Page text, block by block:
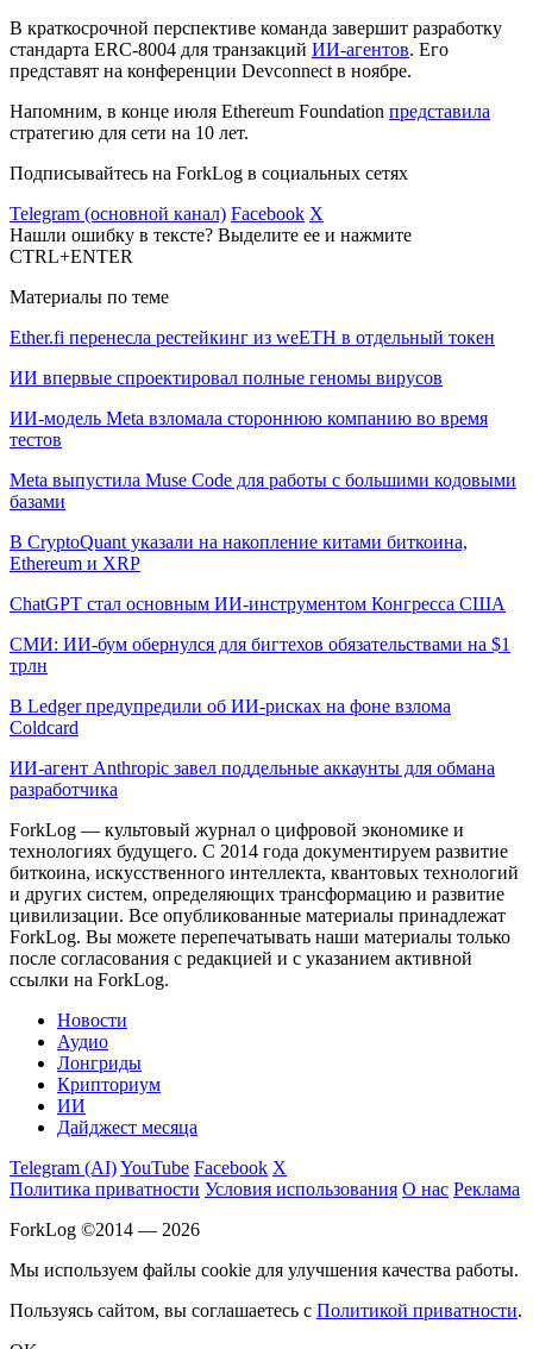
В краткосрочной перспективе команда завершит разработку
стандарта ERC-8004 для транзакций ИИ-агентов. Его
представят на конференции Devconnect в ноябре.
Напомним, в конце июля Ethereum Foundation представила
стратегию для сети на 10 лет.
Подписывайтесь на ForkLog в социальных сетях
Telegram (основной канал) Facebook X
Нашли ошибку в тексте? Выделите ее и нажмите
CTRL+ENTER
Материалы по теме
Ether.fi перенесла рестейкинг из weETH в отдельный токен
ИИ впервые спроектировал полные геномы вирусов
ИИ-модель Meta взломала стороннюю компанию во время
тестов
Meta выпустила Muse Code для работы с большими кодовыми
базами
В CryptoQuant указали на накопление китами биткоина,
Ethereum и XRP
ChatGPT стал основным ИИ-инструментом Конгресса США
СМИ: ИИ-бум обернулся для бигтехов обязательствами на $1
трлн
В Ledger предупредили об ИИ-рисках на фоне взлома
Coldcard
ИИ-агент Anthropic завел поддельные аккаунты для обмана
разработчика
ForkLog — культовый журнал о цифровой экономике и
технологиях будущего. С 2014 года документируем развитие
биткоина, искусственного интеллекта, квантовых технологий
и других систем, определяющих трансформацию и развитие
цивилизации. Все опубликованные материалы принадлежат
ForkLog. Вы можете перепечатывать наши материалы только
после согласования с редакцией и с указанием активной
ссылки на ForkLog.
Новости
Аудио
Лонгриды
Крипториум
ИИ
Дайджест месяца
Telegram (AI)YouTube Facebook X
Политика приватности Условия использования О нас Реклама
ForkLog ©2014 — 2026
Мы используем файлы cookie для улучшения качества работы.
Пользуясь сайтом, вы соглашаетесь с Политикой приватности.